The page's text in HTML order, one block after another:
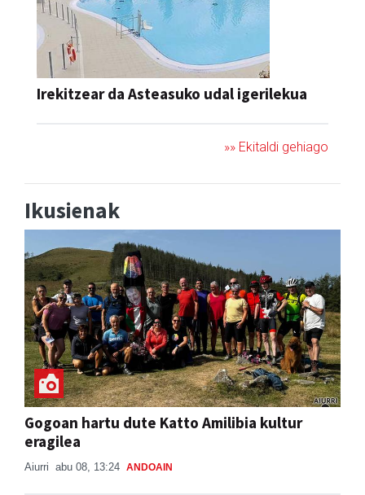
Irekitzear da Asteasuko udal igerilekua
»» Ekitaldi gehiago
Ikusienak
Gogoan hartu dute Katto Amilibia kultur
eragilea
Aiurri abu 08, 13:24 ANDOAIN